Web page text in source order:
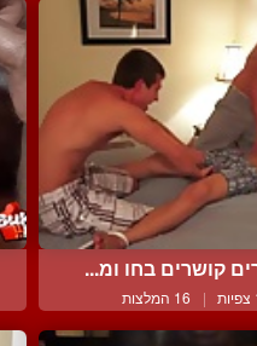
קושרים בחו ומ...
| 16 המלצות